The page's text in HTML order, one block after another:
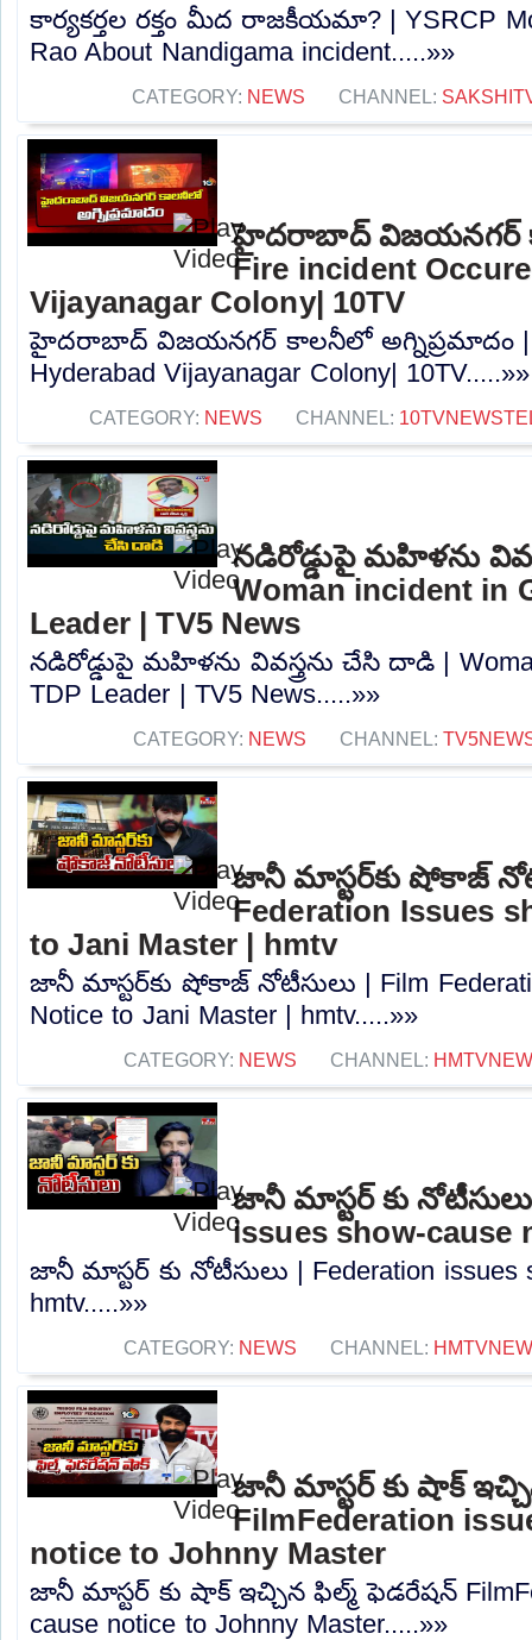
కార్యకర్తల రక్తం మీద రాజకీయమా? | YSRCP
Rao About Nandigama incident.....»»
CATEGORY: NEWS CHANNEL:
హైదరాబాద్ విజయనగర్
Fire incident
Vijayanagar Colony| 10TV
హైదరాబాద్ విజయనగర్ కాలనీలో అగ్నిప్రమాదం |
Hyderabad Vijayanagar Colony| 10TV.....»»
CATEGORY: NEWS CHANNEL:
నడిరోడ్డుపై మహిళను
Woman incident in
Leader | TV5 News
నడిరోడ్డుపై మహిళను వివస్త్రను చేసి దాడి |
TDP Leader | TV5 News.....»»
CATEGORY: NEWS CHANNEL:
జానీ మాస్టర్‌కు షోకాజ్
Federation Issues
to Jani Master | hmtv
జానీ మాస్టర్‌కు షోకాజ్ నోటీసులు | Film
Notice to Jani Master | hmtv.....»»
CATEGORY: NEWS CHANNEL:
జానీ మాస్టర్ కు
issues show-cause
జానీ మాస్టర్ కు నోటీసులు | Federation issues
hmtv.....»»
CATEGORY: NEWS CHANNEL:
జానీ మాస్టర్ కు షాక్
FilmFederation
notice to Johnny Master
జానీ మాస్టర్ కు షాక్ ఇచ్చిన ఫిల్మ్ ఫెడరేషన్
cause notice to Johnny Master.....»»